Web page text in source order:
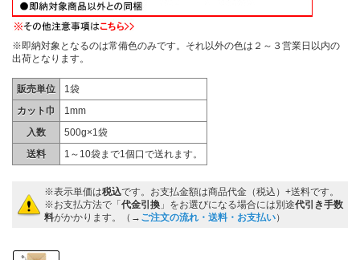
※即納対象となるのは常備色のみです。それ以外の色は２～３営業日以内の
出荷となります。
販売単位
1袋
カット巾
1mm
入数
500g×1袋
送料
1～10袋まで1個口で送れます。
※表示単価は税込です。お支払金額は商品代金（税込）+送料です。
※お支払方法で「代金引換 」をお選びになる場合には別途代引き手数
料がかかります。（→ ご注文の流れ・送料・お支払い）